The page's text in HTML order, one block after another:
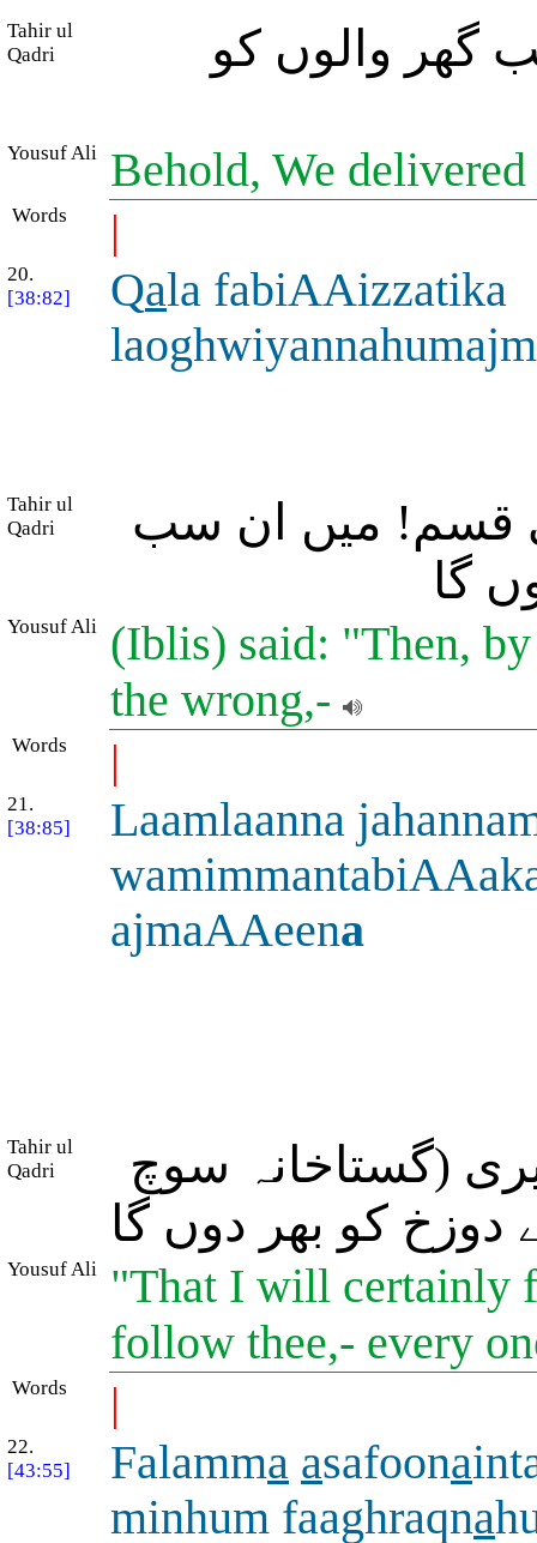
Tahir ul
Qadri
والوں کو
Yousuf Ali Behold, We
Words |
20.
[38:82]
Qala fabiAAizzatika
Tahir ul
Qadri
قسم! میں ان سب
گا
Yousuf Ali
(Iblis) said: "Then,
the wrong,-
Words |
21.
[38:85]
Laamlaanna
ajmaAAeena
Tahir ul
Qadri
(گستاخانہ سوچ
کو بھر دوں گا
Yousuf Ali
"That I will certainly
follow thee,- every
Words |
22.
[43:55]
Falamma asafoona
minhum faaghraqna